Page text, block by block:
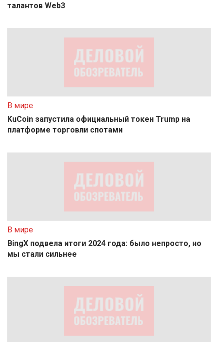
талантов Web3
В мире
KuCoin запустила официальный токен Trump на
платформе торговли спотами
В мире
BingX подвела итоги 2024 года: было непросто, но
мы стали сильнее